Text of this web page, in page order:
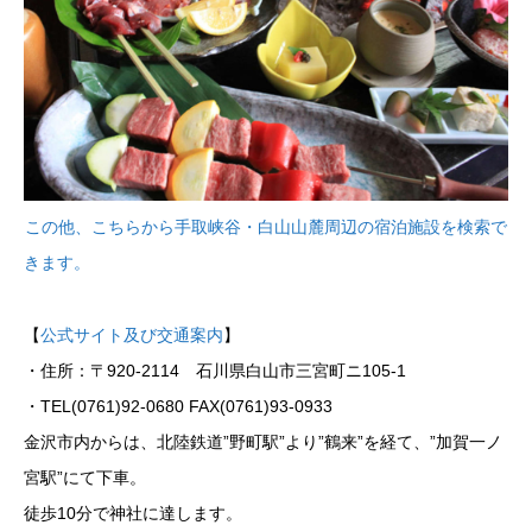
この他、こちらから手取峡谷・白山山麓周辺の宿泊施設を検索で
きます。
【公式サイト及び交通案内】
・住所：〒920-2114 石川県白山市三宮町ニ105-1
・TEL(0761)92-0680 FAX(0761)93-0933
金沢市内からは、北陸鉄道”野町駅”より”鶴来”を経て、”加賀一ノ
宮駅”にて下車。
徒歩10分で神社に達します。